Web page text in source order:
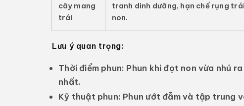
cây mang
trái
tranh dinh dưỡng, hạn chế rụng trái
non.
Lưu ý quan trọng:
Thời điểm phun: Phun khi đọt non vừa nhú
nhất.
Kỹ thuật phun: Phun ướt đẫm và tập trung